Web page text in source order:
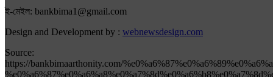
ই-মেইল: bankbima1@gmail.com
Design and Development by : webnewsdesign.com
Source:
https://bankbimaarthonity.com/